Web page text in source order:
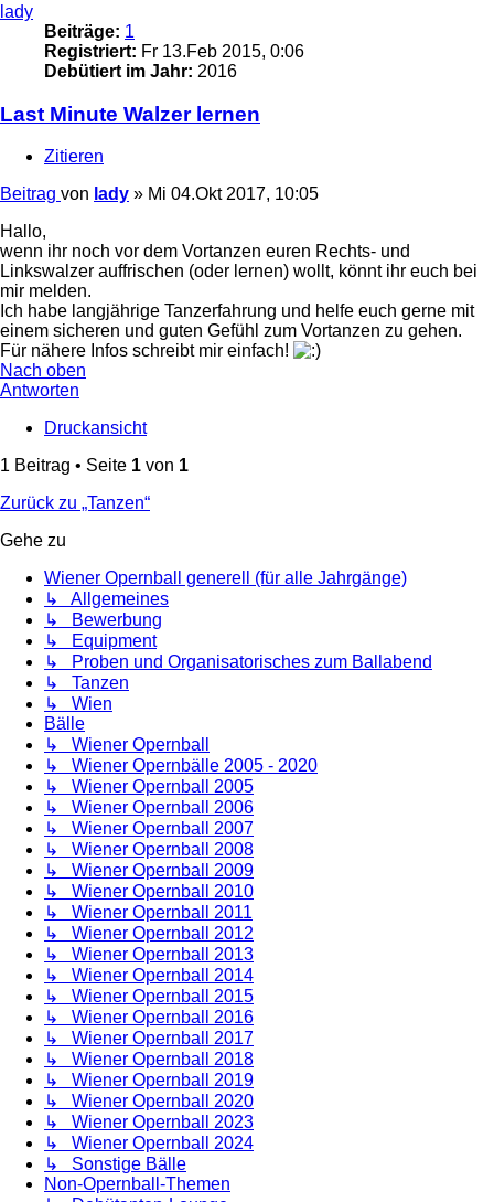
lady
Beiträge: 1
Registriert: Fr 13.Feb 2015, 0:06
Debütiert im Jahr: 2016
Last Minute Walzer lernen
Zitieren
Beitrag von lady » Mi 04.Okt 2017, 10:05
Hallo,
wenn ihr noch vor dem Vortanzen euren Rechts- und
Linkswalzer auffrischen (oder lernen) wollt, könnt ihr euch bei
mir melden.
Ich habe langjährige Tanzerfahrung und helfe euch gerne mit
einem sicheren und guten Gefühl zum Vortanzen zu gehen.
Für nähere Infos schreibt mir einfach!
Nach oben
Antworten
Druckansicht
1 Beitrag • Seite 1 von 1
Zurück zu „Tanzen“
Gehe zu
Wiener Opernball generell (für alle Jahrgänge)
↳ Allgemeines
↳ Bewerbung
↳ Equipment
↳ Proben und Organisatorisches zum Ballabend
↳ Tanzen
↳ Wien
Bälle
↳ Wiener Opernball
↳ Wiener Opernbälle 2005 - 2020
↳ Wiener Opernball 2005
↳ Wiener Opernball 2006
↳ Wiener Opernball 2007
↳ Wiener Opernball 2008
↳ Wiener Opernball 2009
↳ Wiener Opernball 2010
↳ Wiener Opernball 2011
↳ Wiener Opernball 2012
↳ Wiener Opernball 2013
↳ Wiener Opernball 2014
↳ Wiener Opernball 2015
↳ Wiener Opernball 2016
↳ Wiener Opernball 2017
↳ Wiener Opernball 2018
↳ Wiener Opernball 2019
↳ Wiener Opernball 2020
↳ Wiener Opernball 2023
↳ Wiener Opernball 2024
↳ Sonstige Bälle
Non-Opernball-Themen